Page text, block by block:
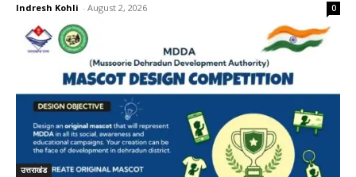
Indresh Kohli - August 2, 2026 0
उत्तराखंड